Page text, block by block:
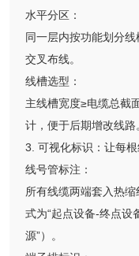
水平分区：
同一层内按功能划分线
交叉布线。
线槽选型：
主线槽宽度≥电缆总截
计，便于后期增改线路
3. 可视化标识：让每根
线号管标注：
所有线缆两端套入热
式为“起点设备-终点设
源”）。